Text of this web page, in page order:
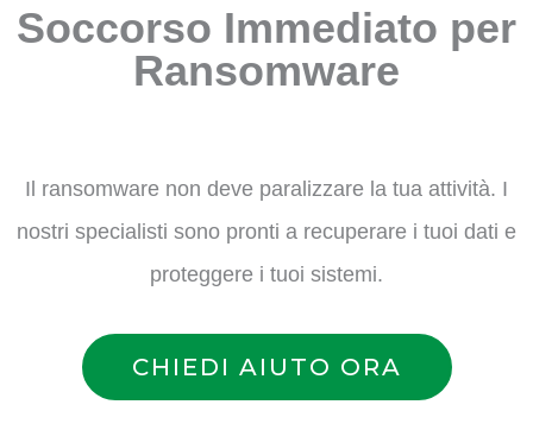
Soccorso Immediato per
Ransomware
Il ransomware non deve paralizzare la tua attività. I
nostri specialisti sono pronti a recuperare i tuoi dati e
proteggere i tuoi sistemi.
CHIEDI AIUTO ORA